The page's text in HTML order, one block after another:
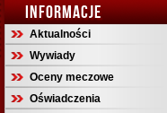
INFORMACJE
Aktualności
Wywiady
Oceny meczowe
Oświadczenia